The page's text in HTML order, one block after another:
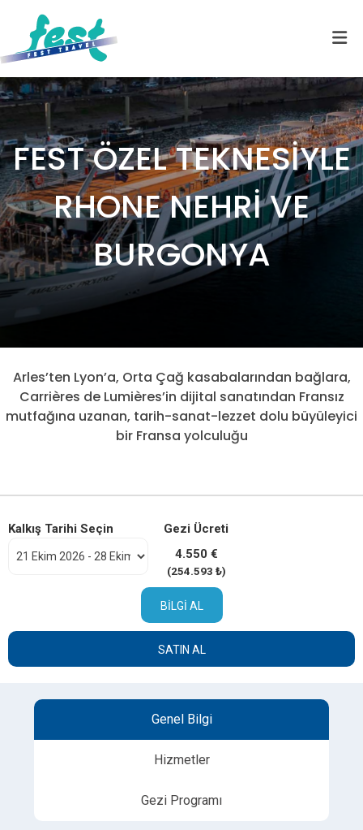
FEST ÖZEL TEKNESİYLE
RHONE NEHRİ VE
BURGONYA
Arles’ten Lyon’a, Orta Çağ kasabalarından bağlara,
Carrières de Lumières’in dijital sanatından Fransız
mutfağına uzanan, tarih-sanat-lezzet dolu büyüleyici
bir Fransa yolculuğu
Kalkış Tarihi Seçin
Gezi Ücreti
4.550 €
(254.593 ₺)
BILGI AL
SATIN AL
Genel Bilgi
Hizmetler
Gezi Programı